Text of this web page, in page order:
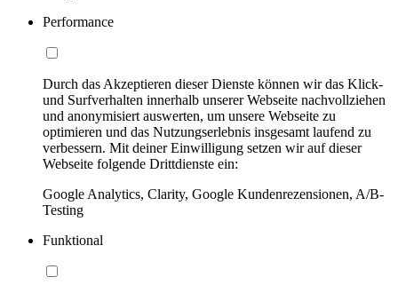
Performance
Durch das Akzeptieren dieser Dienste können wir das Klick-
und Surfverhalten innerhalb unserer Webseite nachvollziehen
und anonymisiert auswerten, um unsere Webseite zu
optimieren und das Nutzungserlebnis insgesamt laufend zu
verbessern. Mit deiner Einwilligung setzen wir auf dieser
Webseite folgende Drittdienste ein:
Google Analytics, Clarity, Google Kundenrezensionen, A/B-
Testing
Funktional